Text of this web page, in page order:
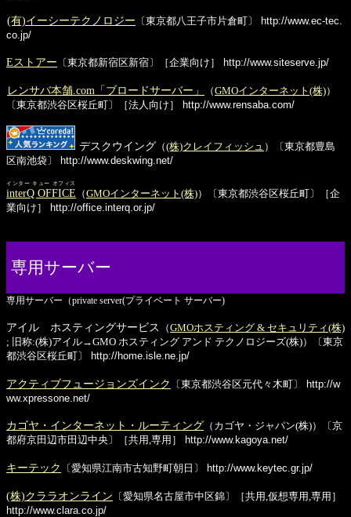
(有)イーシーテクノロジー 〔東京都八王子市片倉町〕
http://www.ec-tec.
co.jp/
Eストアー 〔東京都新宿区新宿〕［企業向け］ http://www.siteserve.jp/
レンサバ本舗.com「ブロードサーバー」 （GMOインターネット(株)）
〔東京都渋谷区桜丘町〕［法人向け］
http://www.rensaba.com/
デスクウイング （(株)クレイフィッシュ ）〔東京都豊島
区南池袋〕
http://www.deskwing.net/
interQ OFFICE
インター キュー オフィス
（GMOインターネット(株)）〔東京都渋谷区桜丘町〕［企
業向け］
http://office.interq.or.jp/
専用サーバー
専用サーバー（private server(プライベート サーバー)
アイル ホスティングサービス （GMOホスティング & セキュリティ(株)
; 旧称:(株)アイル→GMO ホスティング アンド テクノロジーズ(株)）〔東京
都渋谷区桜丘町〕
http://home.isle.ne.jp/
アクティブフュージョンズインク 〔東京都渋谷区元代々木町〕
http://w
ww.xpressone.net/
カゴヤ・インターネット・ルーティング （カゴヤ・ジャパン(株)）〔京
都府京田辺市田辺中央〕［共用,専用］
http://www.kagoya.net/
キーテック 〔愛知県江南市古知野町朝日〕 http://www.keytec.gr.jp/
(株)クララオンライン 〔愛知県名古屋市中区錦〕［共用,仮想専用,専用］
http://www.clara.co.jp/